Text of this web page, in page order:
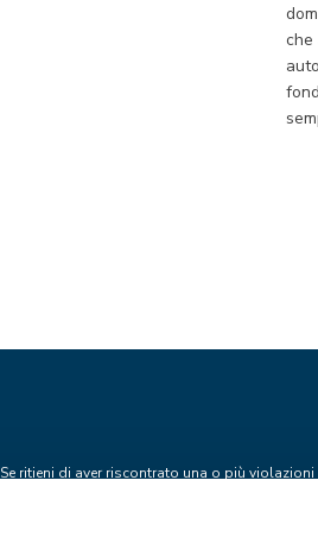
che
Se ritieni di aver riscontrato una o più